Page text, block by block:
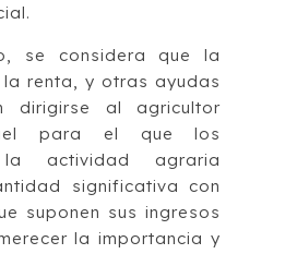
se considera que la
renta, y otras ayudas
dirigirse al agricultor
para el que los
actividad agraria
significativa con
suponen sus ingresos
la importancia y